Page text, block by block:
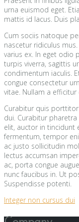
urna euismod eget.
mattis id lacus. Duis
Cum sociis natoque
nascetur ridiculus
varius ex. In eget odio
turpis viverra, sagittis
condimentum iaculis.
congue consectetur
vitae. Nullam a efficitur
Curabitur quis
dui. Curabitur
elit, auctor in tincidunt
fermentum, tempor
ac justo sollicitudin
lectus accumsan
ac, porta congue
nunc faucibus in. Ut
Suspendisse potenti.
Navigácia
v
Integer non cursus dui